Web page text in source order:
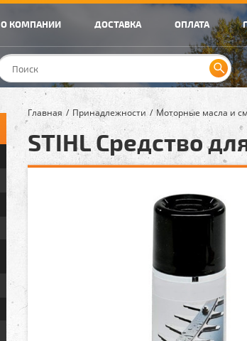
О КОМПАНИИ ДОСТАВКА ОПЛАТА
Главная Принадлежности Моторные масла и
STIHL Средство